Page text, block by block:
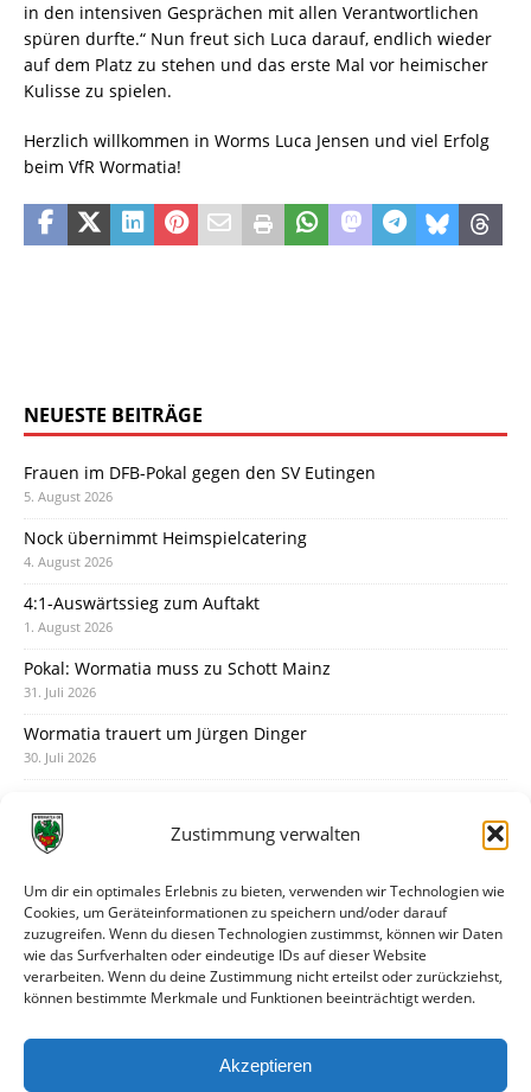
Zustimmung verwalten
Um dir ein optimales Erlebnis zu bieten, verwenden wir Technologien wie
Cookies, um Geräteinformationen zu speichern und/oder darauf
zuzugreifen. Wenn du diesen Technologien zustimmst, können wir Daten
wie das Surfverhalten oder eindeutige IDs auf dieser Website
verarbeiten. Wenn du deine Zustimmung nicht erteilst oder zurückziehst,
können bestimmte Merkmale und Funktionen beeinträchtigt werden.
Akzeptieren
in den intensiven Gesprächen mit allen Verantwortlichen
spüren durfte.“ Nun freut sich Luca darauf, endlich wieder
auf dem Platz zu stehen und das erste Mal vor heimischer
Kulisse zu spielen.
Herzlich willkommen in Worms Luca Jensen und viel Erfolg
beim VfR Wormatia!
NEUESTE BEITRÄGE
Frauen im DFB-Pokal gegen den SV Eutingen
5. August 2026
Nock übernimmt Heimspielcatering
4. August 2026
4:1-Auswärtssieg zum Auftakt
1. August 2026
Pokal: Wormatia muss zu Schott Mainz
31. Juli 2026
Wormatia trauert um Jürgen Dinger
30. Juli 2026
28. Juli 2026
28. Juli 2026
Neue Podcast-Folge: So tickt Björn!
27. Juli 2026
Eindrücke vom Stadionfest
Unterhaltsamer Abschlusstest mit später Niederlage
25. Juli 2026